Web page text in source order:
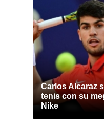
Carlos Alcaraz
tenis con su
Nike